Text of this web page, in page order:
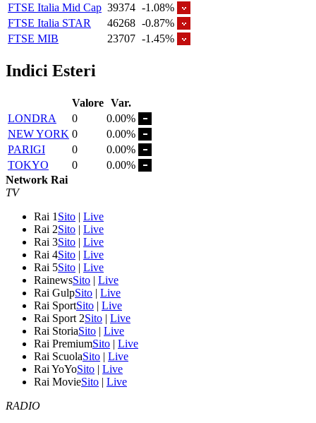
FTSE Italia Mid Cap 39374 -1.08%
FTSE Italia STAR
46268 -0.87%
FTSE MIB
23707 -1.45%
Indici Esteri
Valore Var.
LONDRA
0
0.00%
NEW YORK 0
0.00%
PARIGI
0
0.00%
TOKYO
0
0.00%
Network Rai
TV
Rai 1 Sito | Live
Rai 2Sito | Live
Rai 3Sito | Live
Rai 4Sito | Live
Rai 5Sito | Live
RainewsSito | Live
Rai GulpSito | Live
Rai SportSito | Live
Rai Sport 2Sito | Live
Rai StoriaSito | Live
Rai PremiumSito | Live
Rai ScuolaSito | Live
Rai YoYoSito | Live
Rai MovieSito | Live
RADIO